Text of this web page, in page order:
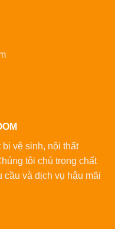
vệ sinh, nội thất
tôi chú trọng chất
cầu và dịch vụ hậu mãi